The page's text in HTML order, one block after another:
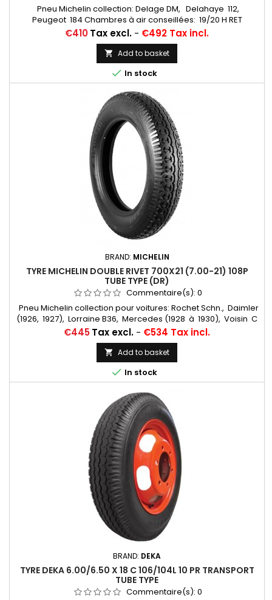
Pneu Michelin collection: Delage DM, Delahaye 112,
Peugeot 184 Chambres à air conseillées: 19/20 H RET
(valvage oblique) Michelin, 20 H (valvage droit) ... Autres
appellations: 5,50-21; 6,00-21; 5,50x21; 6,00x21; 5,50/6,00x21;
550x21; 600x21; 550/600/21; 550/600*21
Price
€410Tax excl. - €492 Tax incl.
 Add to basket
 In stock
BRAND: MICHELIN
TYRE MICHELIN DOUBLE RIVET 700X21 (7.00-21) 108P
TUBE TYPE (DR)
Commentaire(s): 0
Pneu Michelin collection pour voitures: Rochet Schn., Daimler
(1926, 1927), Lorraine B36, Mercedes (1928 à 1930), Voisin C
12, Cadillac 314 Chambres à air conseillées: 19/20 H RET
(valvage oblique) Michelin, 20 H (valvage droit) ... Autres
appellations: 7,00-21; 7,00x21; 33x6,75; 33-6,75; 700x21; 700-21;
700/21; 700*21; 700-21
Price
€445Tax excl. - €534 Tax incl.
 Add to basket
 In stock
BRAND: DEKA
TYRE DEKA 6.00/6.50 X 18 C 106/104L 10 PR TRANSPORT
TUBE TYPE
Commentaire(s): 0